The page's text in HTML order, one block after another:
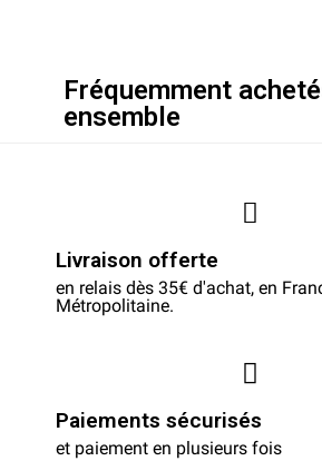
Fréquemment
ensemble
Livraison offerte
en relais dès 35€ d'achat, en
Métropolitaine.
Paiements sécurisés
et paiement en plusieurs fois